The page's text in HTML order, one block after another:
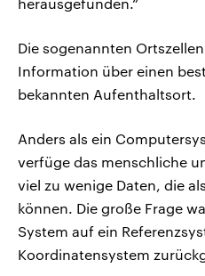
herausgefunden.“
Die sogenannten
Information über einen
bekannten Aufenthaltsort.
Anders als ein
verfüge das menschliche
viel zu wenige Daten, die
können. Die große Frage
System auf ein
Koordinatensystem